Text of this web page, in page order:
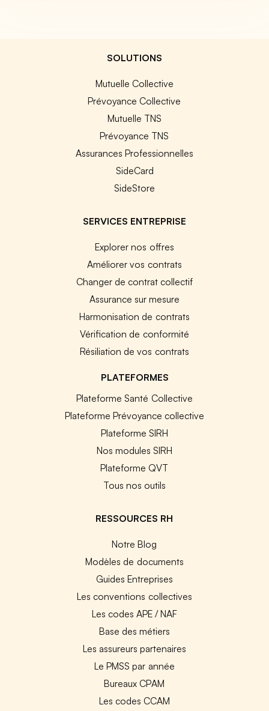
SOLUTIONS
Mutuelle Collective
Prévoyance Collective
Mutuelle TNS
Prévoyance TNS
Assurances Professionnelles
SideCard
SideStore
SERVICES ENTREPRISE
Explorer nos offres
Améliorer vos contrats
Changer de contrat collectif
Assurance sur mesure
Harmonisation de contrats
Vérification de conformité
Résiliation de vos contrats
PLATEFORMES
Plateforme Santé Collective
Plateforme Prévoyance collective
Plateforme SIRH
Nos modules SIRH
Plateforme QVT
Tous nos outils
RESSOURCES RH
Notre Blog
Modèles de documents
Guides Entreprises
Les conventions collectives
Les codes APE / NAF
Base des métiers
Les assureurs partenaires
Le PMSS par année
Bureaux CPAM
Les codes CCAM